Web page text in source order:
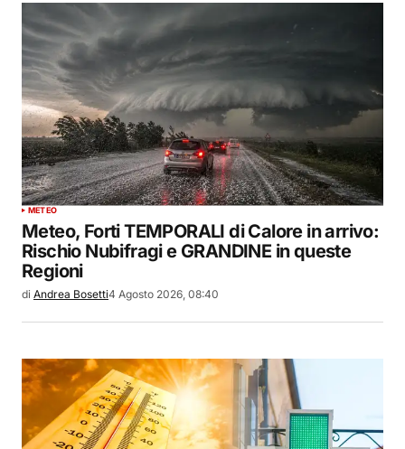
METEO
Meteo, Forti TEMPORALI di Calore in arrivo:
Rischio Nubifragi e GRANDINE in queste
Regioni
di Andrea Bosetti4 Agosto 2026, 08:40